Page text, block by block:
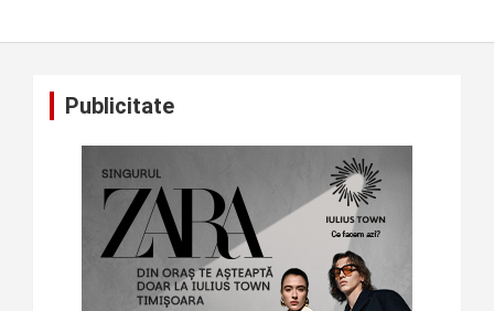
Publicitate